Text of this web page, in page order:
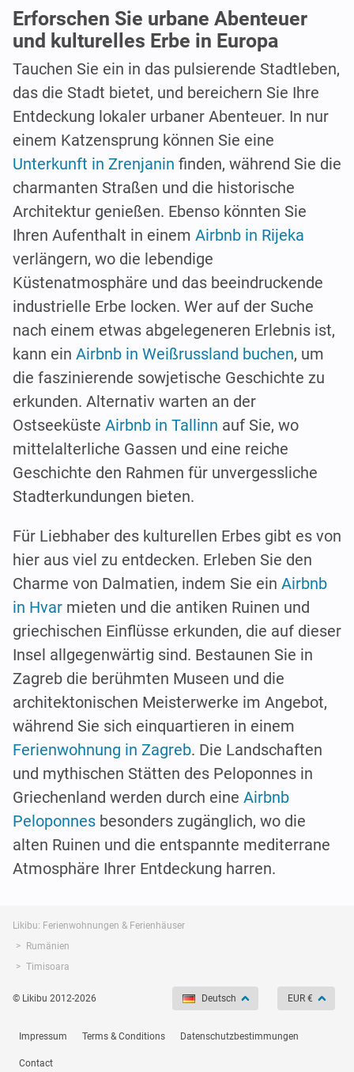
Erforschen Sie urbane Abenteuer
und kulturelles Erbe in Europa
Tauchen Sie ein in das pulsierende Stadtleben,
das die Stadt bietet, und bereichern Sie Ihre
Entdeckung lokaler urbaner Abenteuer. In nur
einem Katzensprung können Sie eine
Unterkunft in Zrenjanin finden, während Sie die
charmanten Straßen und die historische
Architektur genießen. Ebenso könnten Sie
Ihren Aufenthalt in einem Airbnb in Rijeka
verlängern, wo die lebendige
Küstenatmosphäre und das beeindruckende
industrielle Erbe locken. Wer auf der Suche
nach einem etwas abgelegeneren Erlebnis ist,
kann ein Airbnb in Weißrussland buchen, um
die faszinierende sowjetische Geschichte zu
erkunden. Alternativ warten an der
Ostseeküste Airbnb in Tallinn auf Sie, wo
mittelalterliche Gassen und eine reiche
Geschichte den Rahmen für unvergessliche
Stadterkundungen bieten.
Für Liebhaber des kulturellen Erbes gibt es von
hier aus viel zu entdecken. Erleben Sie den
Charme von Dalmatien, indem Sie ein Airbnb
in Hvar mieten und die antiken Ruinen und
griechischen Einflüsse erkunden, die auf dieser
Insel allgegenwärtig sind. Bestaunen Sie in
Zagreb die berühmten Museen und die
architektonischen Meisterwerke im Angebot,
während Sie sich einquartieren in einem
Ferienwohnung in Zagreb. Die Landschaften
und mythischen Stätten des Peloponnes in
Griechenland werden durch eine Airbnb
Peloponnes besonders zugänglich, wo die
alten Ruinen und die entspannte mediterrane
Atmosphäre Ihrer Entdeckung harren.
Likibu: Ferienwohnungen & Ferienhäuser
Rumänien
Timisoara
© Likibu 2012-2026 Deutsch EUR €
Impressum Terms & Conditions Datenschutzbestimmungen
Contact